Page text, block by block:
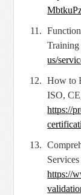
us/
How to
ISO,
https://
Services
https://